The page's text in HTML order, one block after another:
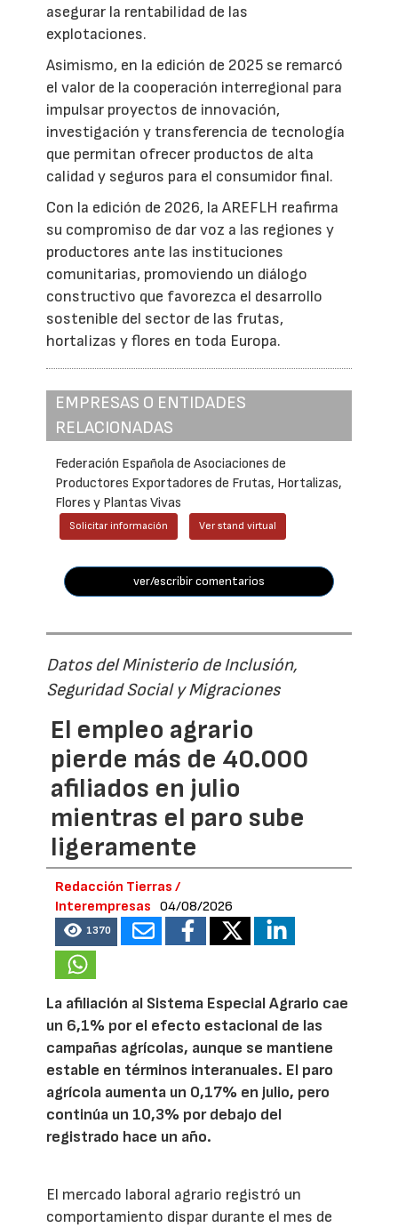
asegurar la rentabilidad de las
explotaciones.
Asimismo, en la edición de 2025 se remarcó
el valor de la cooperación interregional para
impulsar proyectos de innovación,
investigación y transferencia de tecnología
que permitan ofrecer productos de alta
calidad y seguros para el consumidor final.
Con la edición de 2026, la AREFLH reafirma
su compromiso de dar voz a las regiones y
productores ante las instituciones
comunitarias, promoviendo un diálogo
constructivo que favorezca el desarrollo
sostenible del sector de las frutas,
hortalizas y flores en toda Europa.
EMPRESAS O ENTIDADES
RELACIONADAS
Federación Española de Asociaciones de
Productores Exportadores de Frutas, Hortalizas,
Flores y Plantas Vivas
Solicitar información Ver stand virtual
ver/escribir comentarios
Datos del Ministerio de Inclusión,
Seguridad Social y Migraciones
El empleo agrario
pierde más de 40.000
afiliados en julio
mientras el paro sube
ligeramente
Redacción Tierras /
Interempresas
04/08/2026
1370
La afiliación al Sistema Especial Agrario cae
un 6,1% por el efecto estacional de las
campañas agrícolas, aunque se mantiene
estable en términos interanuales. El paro
agrícola aumenta un 0,17% en julio, pero
continúa un 10,3% por debajo del
registrado hace un año.
El mercado laboral agrario registró un
comportamiento dispar durante el mes de